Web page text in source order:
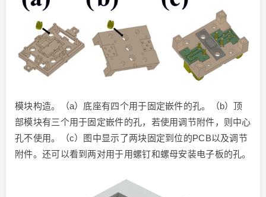
模块构造。（a）底座有四个用于固定嵌件的孔。（b）顶
部模块有三个用于固定嵌件的孔，若使用调节附件，则中心
孔不使用。（c）图中显示了两块固定到位的PCB以及调节
附件。还可以看到两对用于用螺钉和螺母安装电子板的孔。